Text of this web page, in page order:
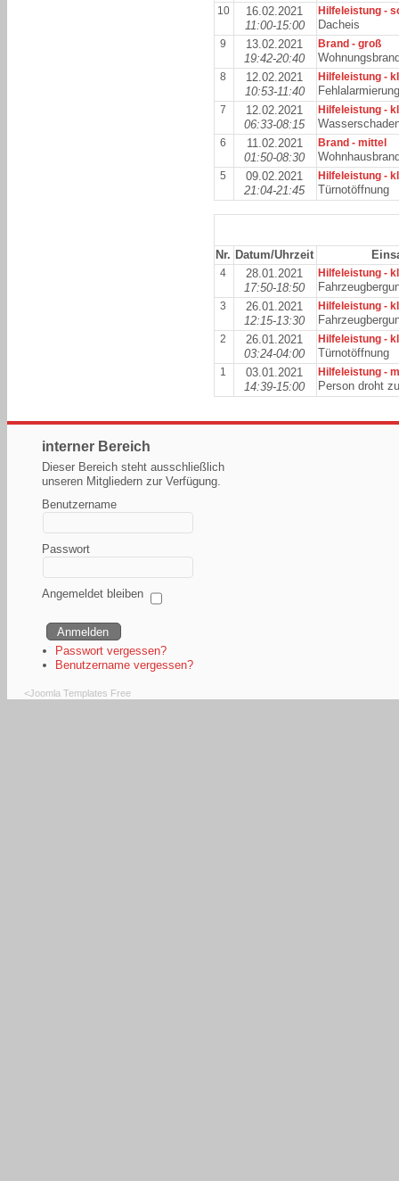
10
16.02.2021
11:00-15:00
Hilfeleistung -
Dacheis
9
13.02.2021
19:42-20:40
Brand - groß
8
12.02.2021
10:53-11:40
Hilfeleistung -
7
12.02.2021
06:33-08:15
Hilfeleistung -
6
11.02.2021
01:50-08:30
Brand - mittel
5
09.02.2021
21:04-21:45
Hilfeleistung -
Türnotöffnung
Nr. Datum/Uhrzeit
4
28.01.2021
17:50-18:50
Hilfeleistung -
3
26.01.2021
12:15-13:30
Hilfeleistung -
2
26.01.2021
03:24-04:00
Hilfeleistung -
Türnotöffnung
1
03.01.2021
14:39-15:00
Hilfeleistung -
Person droht
interner Bereich
Dieser Bereich steht ausschließlich
unseren Mitgliedern zur Verfügung.
Benutzername
Passwort
Angemeldet bleiben
Passwort vergessen?
Benutzername vergessen?
<Joomla Templates Free